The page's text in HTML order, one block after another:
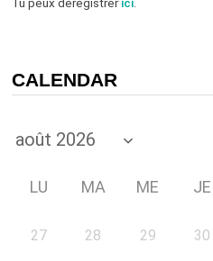
Tu peux deregistrerici.
CALENDAR
LU MA ME JE
27 28 29 30